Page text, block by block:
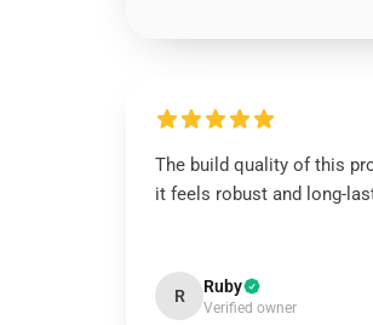
The build quality of this
it feels robust and long-
R Ruby
Verified owner